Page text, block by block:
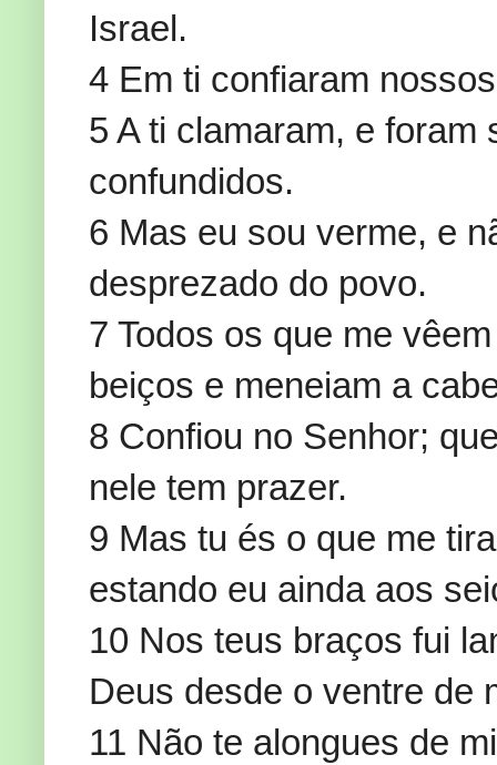
Israel.
4 Em ti confiaram
5 A ti clamaram, e
confundidos.
6 Mas eu sou verme, e
desprezado do povo.
7 Todos os que me
beiços e meneiam a
8 Confiou no Senhor;
nele tem prazer.
9 Mas tu és o que me
estando eu ainda aos
10 Nos teus braços fui
Deus desde o ventre de
11 Não te alongues de